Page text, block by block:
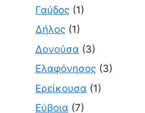
Γαύδος (1)
Δήλος (1)
Δονούσα (3)
Ελαφόνησος (3)
Ερείκουσα (1)
Εύβοια (7)